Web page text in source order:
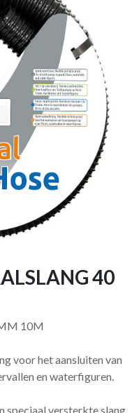
40
10M
voor het aansluiten van
en waterfiguren.
speciaal versterkte slang